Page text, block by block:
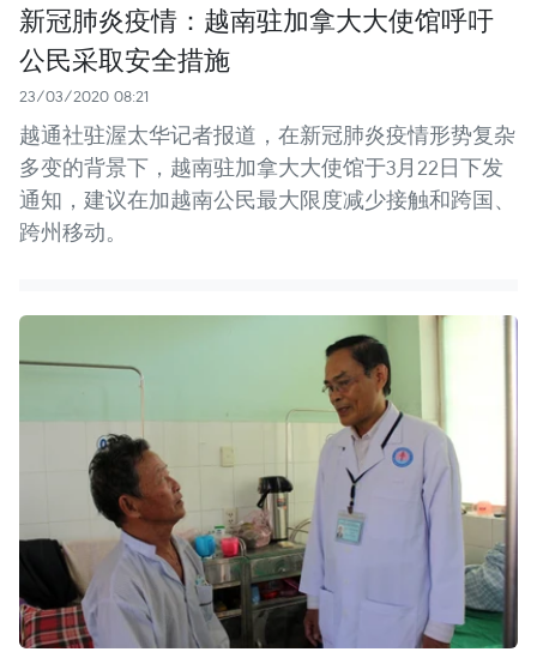
新冠肺炎疫情：越南驻加拿大大使馆呼吁
公民采取安全措施
23/03/2020 08:21
越通社驻渥太华记者报道，在新冠肺炎疫情形势复杂
多变的背景下，越南驻加拿大大使馆于3月22日下发
通知，建议在加越南公民最大限度减少接触和跨国、
跨州移动。